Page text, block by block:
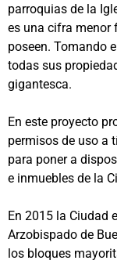
parroquias de la
es una cifra menor
poseen. Tomando
todas sus
gigantesca.
En este proyecto
permisos de uso a
para poner a
e inmuebles de la
En 2015 la Ciudad
Arzobispado de
los bloques